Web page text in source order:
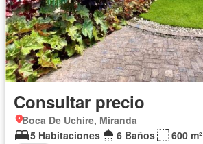
Consultar precio
Boca De Uchire, Miranda
5 Habitaciones
6 Baños
600 m²